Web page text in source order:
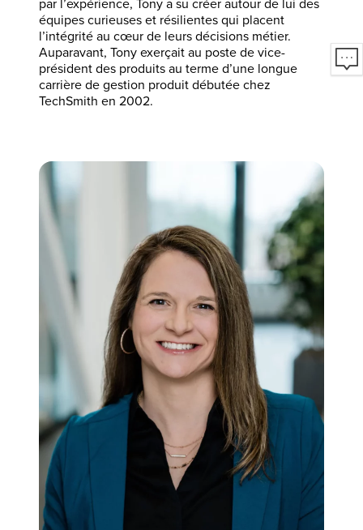
par l’expérience, Tony a su créer autour de lui des
équipes curieuses et résilientes qui placent
l’intégrité au cœur de leurs décisions métier.
Auparavant, Tony exerçait au poste de vice-
président des produits au terme d’une longue
carrière de gestion produit débutée chez
TechSmith en 2002.